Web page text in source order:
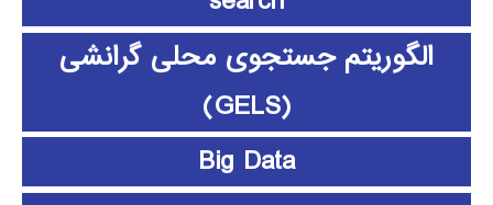
الگوریتم جستجوی محلی گرانشی
(GELS)
Big Data